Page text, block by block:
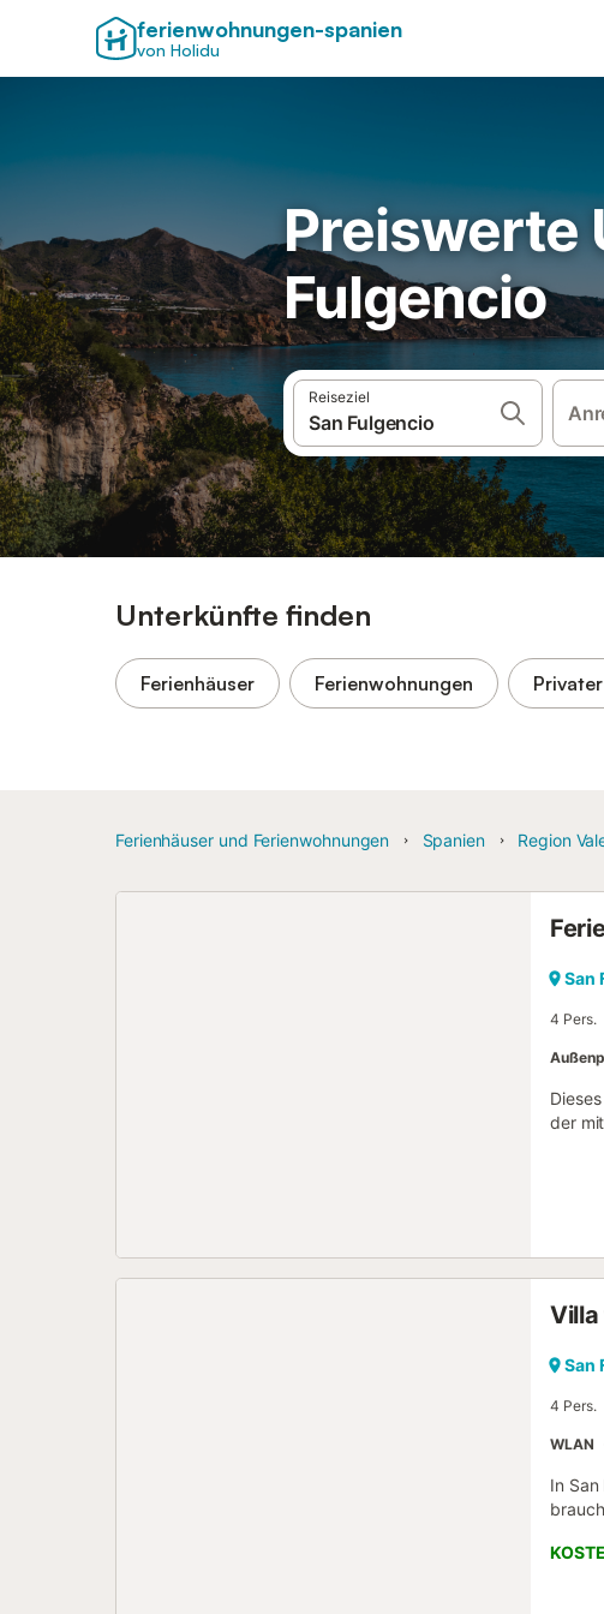
ferienwohnungen-spanien
von Holidu
Preiswerte
Fulgencio
Reiseziel
Unterkünfte finden
Ferienhäuser Ferienwohnungen
Ferienhäuser und Ferienwohnungen Spanien Region
San
4 Pers.
der
Villa
San
4 Pers.
WLAN
In
WLAN